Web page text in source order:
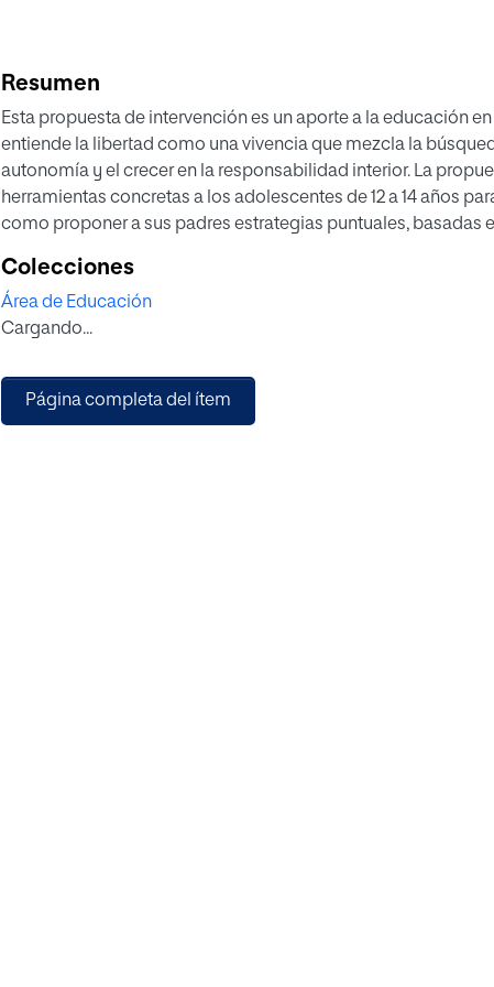
Resumen
Esta propuesta de intervención es un aporte a la educación
entiende la libertad como una vivencia que mezcla la
autonomía y el crecer en la responsabilidad interior. La
herramientas concretas a los adolescentes de 12 a 14 años
como proponer a sus padres estrategias puntuales, basadas
logra a través de 12 sesiones en las que se utiliza una
experiencial. Se concluye que la familia es la escuela
educarse y practicar la libertad a través del sentido, la
Colecciones
Área de Educación
Cargando...
Página completa del ítem